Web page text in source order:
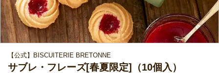
【公式】BISCUITERIE BRETONNE
サブレ・フレーズ[春夏限定]（10個入）